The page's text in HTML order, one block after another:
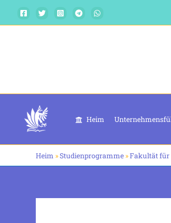
Inhalt
Heim
Heim »Studienprogramme »Fakultät für